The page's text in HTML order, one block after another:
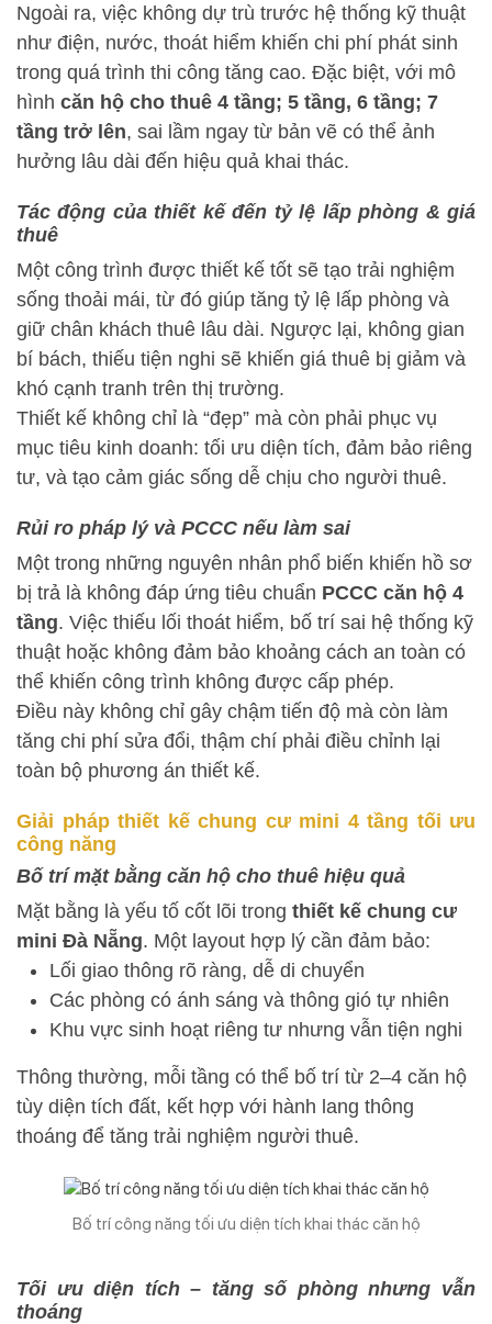
Ngoài ra, việc không dự trù trước hệ thống kỹ thuật
như điện, nước, thoát hiểm khiến chi phí phát sinh
trong quá trình thi công tăng cao. Đặc biệt, với mô
hình căn hộ cho thuê 4 tầng; 5 tầng, 6 tầng; 7
tầng trở lên, sai lầm ngay từ bản vẽ có thể ảnh
hưởng lâu dài đến hiệu quả khai thác.
Tác động của thiết kế đến tỷ lệ lấp phòng & giá
thuê
Một công trình được thiết kế tốt sẽ tạo trải nghiệm
sống thoải mái, từ đó giúp tăng tỷ lệ lấp phòng và
giữ chân khách thuê lâu dài. Ngược lại, không gian
bí bách, thiếu tiện nghi sẽ khiến giá thuê bị giảm và
khó cạnh tranh trên thị trường.
Thiết kế không chỉ là “đẹp” mà còn phải phục vụ
mục tiêu kinh doanh: tối ưu diện tích, đảm bảo riêng
tư, và tạo cảm giác sống dễ chịu cho người thuê.
Rủi ro pháp lý và PCCC nếu làm sai
Một trong những nguyên nhân phổ biến khiến hồ sơ
bị trả là không đáp ứng tiêu chuẩn PCCC căn hộ 4
tầng. Việc thiếu lối thoát hiểm, bố trí sai hệ thống kỹ
thuật hoặc không đảm bảo khoảng cách an toàn có
thể khiến công trình không được cấp phép.
Điều này không chỉ gây chậm tiến độ mà còn làm
tăng chi phí sửa đổi, thậm chí phải điều chỉnh lại
toàn bộ phương án thiết kế.
Giải pháp thiết kế chung cư mini 4 tầng tối ưu
công năng
Bố trí mặt bằng căn hộ cho thuê hiệu quả
Mặt bằng là yếu tố cốt lõi trong thiết kế chung cư
mini Đà Nẵng. Một layout hợp lý cần đảm bảo:
Lối giao thông rõ ràng, dễ di chuyển
Các phòng có ánh sáng và thông gió tự nhiên
Khu vực sinh hoạt riêng tư nhưng vẫn tiện nghi
Thông thường, mỗi tầng có thể bố trí từ 2–4 căn hộ
tùy diện tích đất, kết hợp với hành lang thông
thoáng để tăng trải nghiệm người thuê.
Bố trí công năng tối ưu diện tích khai thác căn hộ
Tối ưu diện tích – tăng số phòng nhưng vẫn
thoáng